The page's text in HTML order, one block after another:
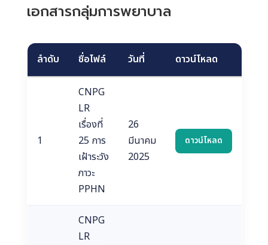
เอกสารกลุ่มการพยาบาล
ลำดับ ชื่อไฟล์ วันที่ ดาวน์โหลด
1
CNPG
LR
เรื่องที่
25 การ
เฝ้าระวัง
ภาวะ
PPHN
26
มีนาคม
2025
ดาวน์โหลด
CNPG
LR